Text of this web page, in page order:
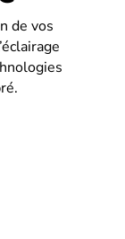
€.
de vos